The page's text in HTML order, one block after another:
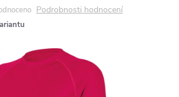
Podrobnosti hodnocení